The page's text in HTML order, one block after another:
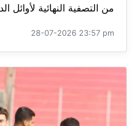
من التصفية النهائية لأوائل
28-07-2026 23:57 pm